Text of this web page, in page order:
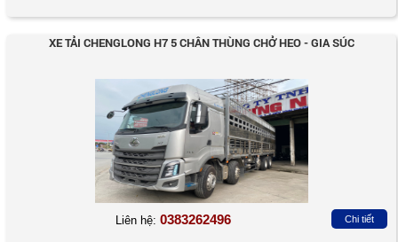
XE TẢI CHENGLONG H7 5 CHÂN THÙNG CHỞ HEO - GIA SÚC
Liên hệ: 0383262496 Chi tiết